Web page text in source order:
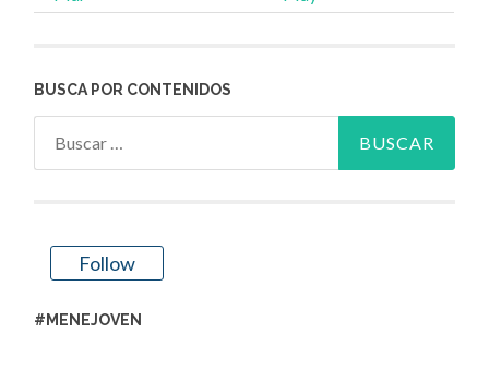
BUSCA POR CONTENIDOS
Follow
#MENEJOVEN